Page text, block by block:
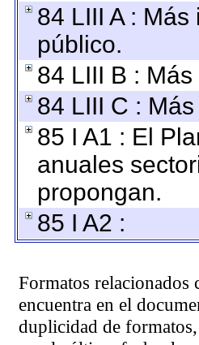
84 LIII A :
público.
84 LIII B :
84 LIII C :
85 I A1 : El
anuales
propongan.
85 I A2 :
Formatos relacionados
encuentra en el
duplicidad de